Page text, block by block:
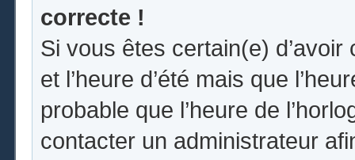
correcte !
Si vous êtes certain(e)
et l’heure d’été mais que
probable que l’heure de
contacter un administrateur